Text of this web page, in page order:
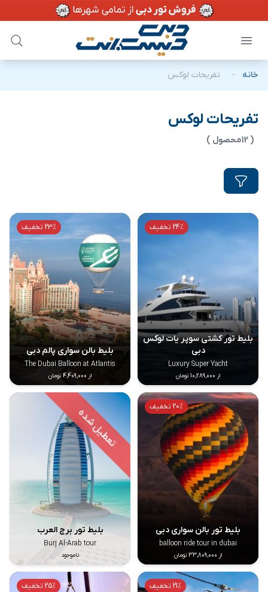
خانه - تفریحات لوکس
تفریحات لوکس
( 12محصول )
24% تخفیف
بلیط تور کشتی سوپر یات لوکس
دبی
Luxury Super Yacht
از 10,289,000 تومان
23% تخفیف
بلیط بالن سواری پالم دبی
The Dubai Balloon at Atlantis
از 4,409,000 تومان
20% تخفیف
بلیط تور بالن سواری دبی
balloon ride tour in dubai
از 33,809,000 تومان
بلیط تور برج العرب
Burj Al-Arab tour
ناموجود
21% تخفیف 25% تخفیف